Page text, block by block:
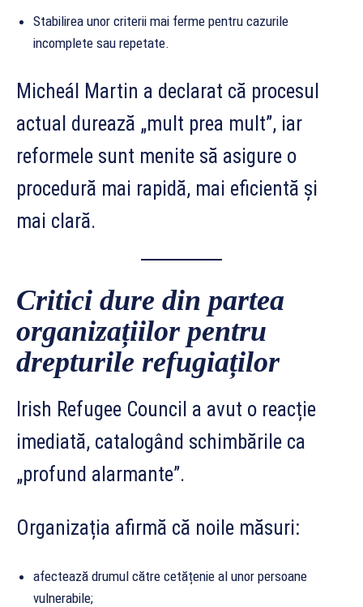
Stabilirea unor criterii mai ferme pentru cazurile
incomplete sau repetate.
Micheál Martin a declarat că procesul
actual durează „mult prea mult”, iar
reformele sunt menite să asigure o
procedură mai rapidă, mai eficientă și
mai clară.
Critici dure din partea
organizațiilor pentru
drepturile refugiaților
Irish Refugee Council a avut o reacție
imediată, catalogând schimbările ca
„profund alarmante”.
Organizația afirmă că noile măsuri:
afectează drumul către cetățenie al unor persoane
vulnerabile;